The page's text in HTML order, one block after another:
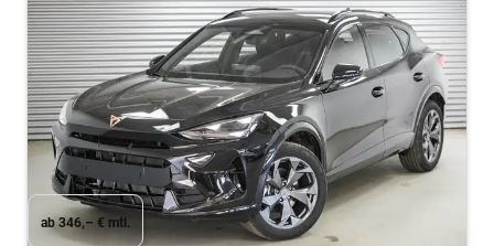
ab 346,– € mtl.